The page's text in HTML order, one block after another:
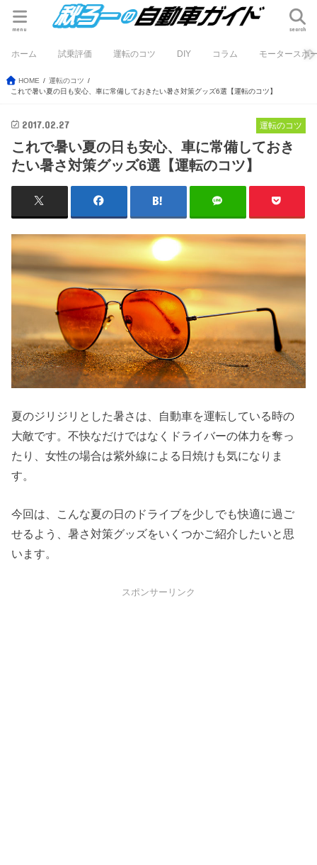
search
menu
ホーム 試乗評価 運転のコツ DIY コラム モータースポ
HOME
運転のコツ
これで暑い夏の日も安心、車に常備しておきたい暑さ対策グッズ6選【運転のコツ】
運転のコツ
2017.02.27
これで暑い夏の日も安心、車に常備しておき
たい暑さ対策グッズ6選【運転のコツ】
夏のジリジリとした暑さは、自動車を運転している時の
大敵です。不快なだけではなくドライバーの体力を奪っ
たり、女性の場合は紫外線による日焼けも気になりま
す。
今回は、こんな夏の日のドライブを少しでも快適に過ご
せるよう、暑さ対策グッズをいくつかご紹介したいと思
います。
スポンサーリンク